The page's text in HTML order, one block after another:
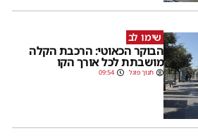
שימו לב
הבוקר הכאוטי: הרכבת הקלה
מושבתת לכל אורך הקו
חנוך פוגל 09:54